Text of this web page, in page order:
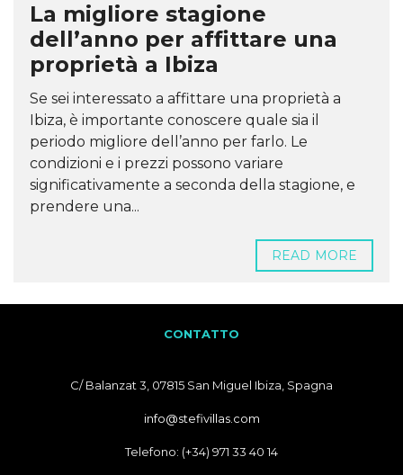
La migliore stagione
dell’anno per affittare una
proprietà a Ibiza
Se sei interessato a affittare una proprietà a
Ibiza, è importante conoscere quale sia il
periodo migliore dell’anno per farlo. Le
condizioni e i prezzi possono variare
significativamente a seconda della stagione, e
prendere una...
READ MORE
CONTATTO
C/ Balanzat 3, 07815 San Miguel Ibiza, Spagna
info@stefivillas.com
Telefono: (+34) 971 33 40 14